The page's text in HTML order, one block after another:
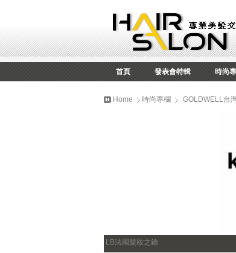
首頁 發表會特輯 時尚
Home 時尚專欄 GOLDWELL台
LB法國髮妝之鑰